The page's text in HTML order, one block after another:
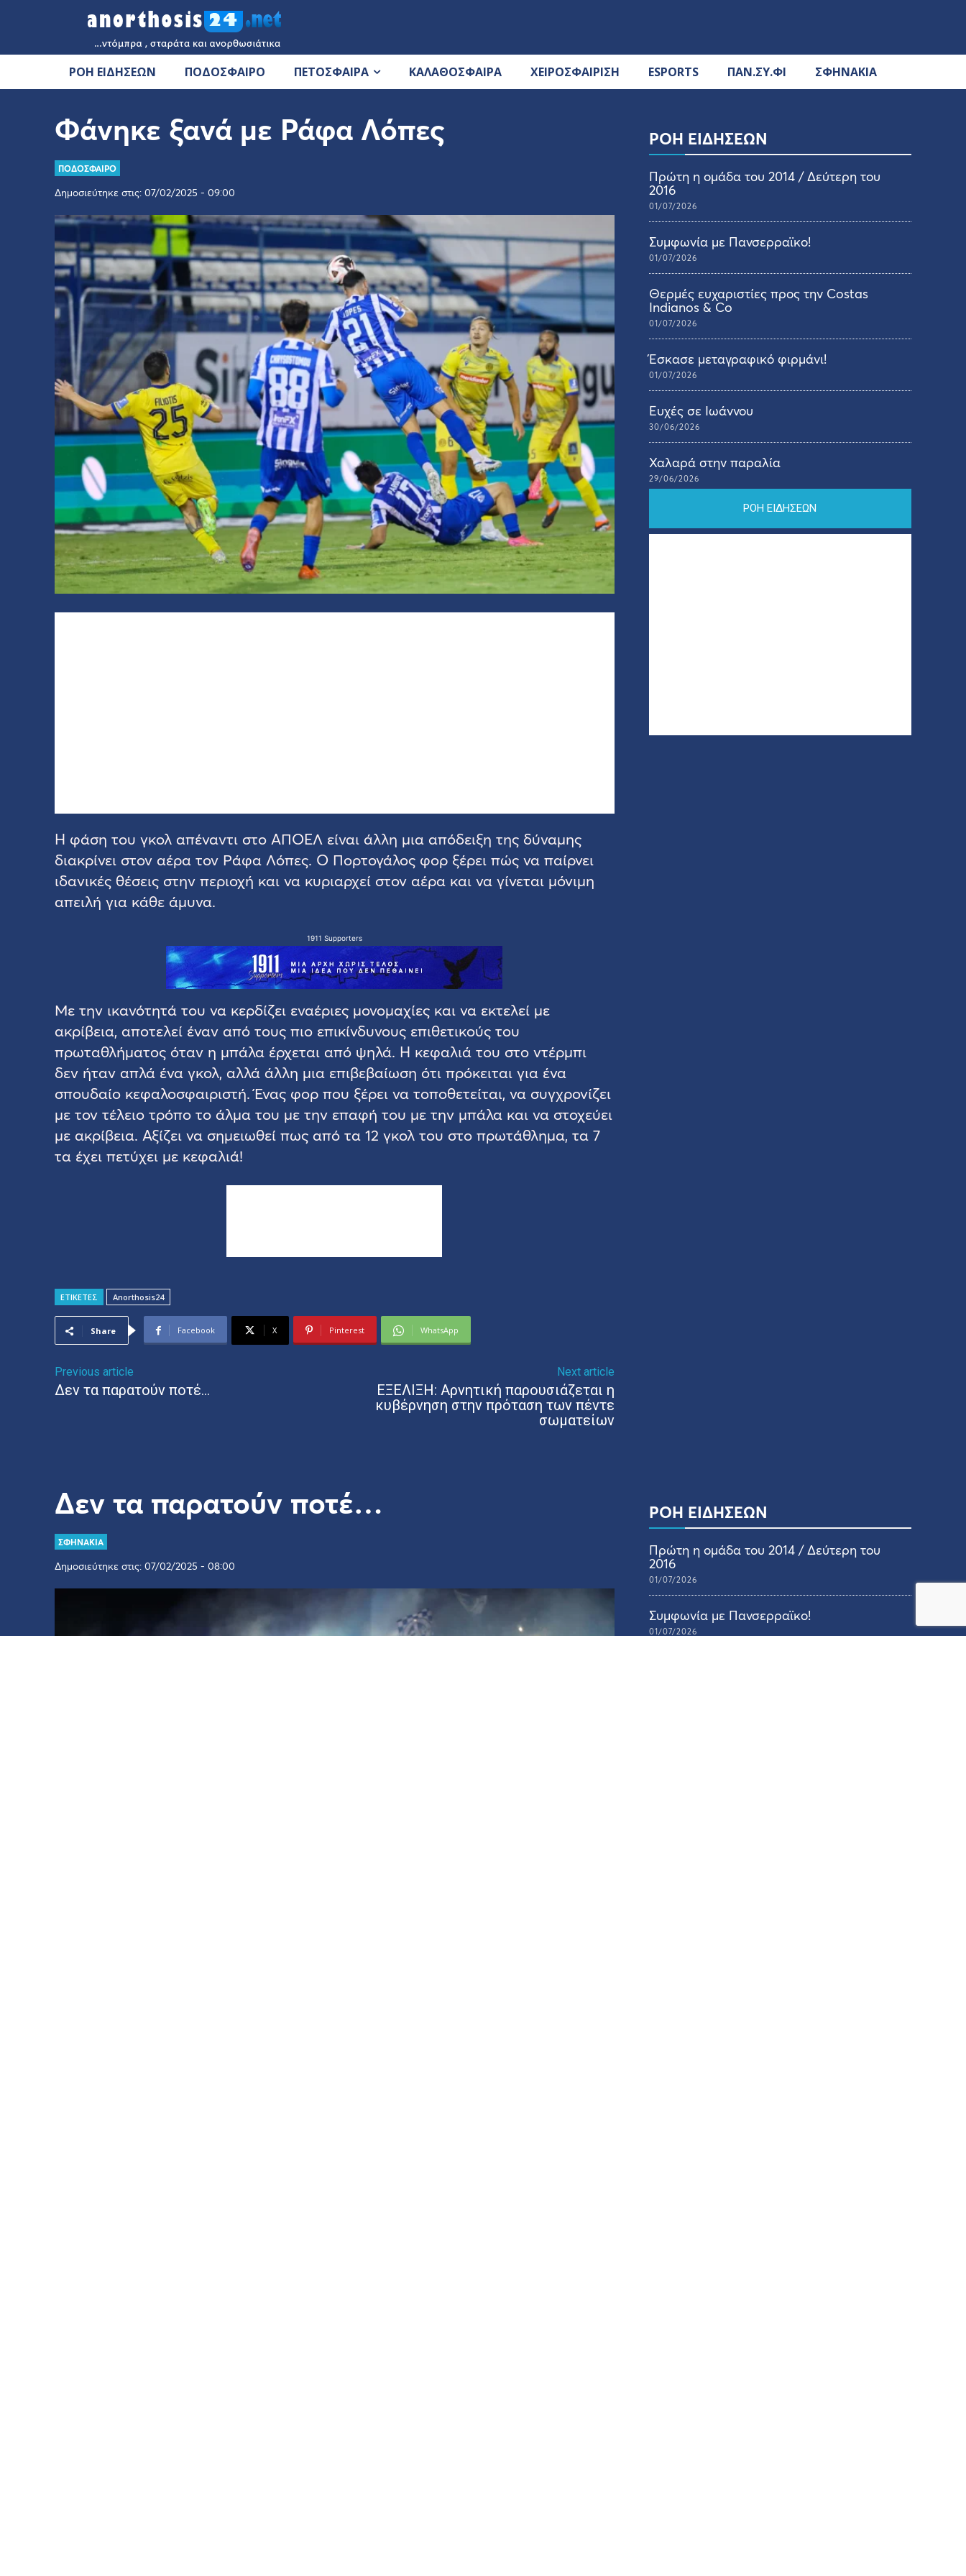
ΡΟΗ ΕΙΔΗΣΕΩΝ ΠΟΔΟΣΦΑΙΡΟ ΠΕΤΟΣΦΑΙΡΑ ΚΑΛΑΘΟΣΦΑΙΡΑ ΧΕΙΡΟΣΦΑΙΡΙΣΗ ESPORTS ΠΑΝ.ΣΥ.ΦΙ ΣΦΗΝΑΚΙΑ
Φάνηκε ξανά με Ράφα Λόπες
ΠΟΔΟΣΦΑΙΡΟ
Δημοσιεύτηκε στις: 07/02/2025 - 09:00
Η φάση του γκολ απέναντι στο ΑΠΟΕΛ είναι άλλη μια απόδειξη της δύναμης
διακρίνει στον αέρα τον Ράφα Λόπες. Ο Πορτογάλος φορ ξέρει πώς να παίρνει
ιδανικές θέσεις στην περιοχή και να κυριαρχεί στον αέρα και να γίνεται μόνιμη
απειλή για κάθε άμυνα.
1911 Supporters
Με την ικανότητά του να κερδίζει εναέριες μονομαχίες και να εκτελεί με
ακρίβεια, αποτελεί έναν από τους πιο επικίνδυνους επιθετικούς του
πρωταθλήματος όταν η μπάλα έρχεται από ψηλά. Η κεφαλιά του στο ντέρμπι
δεν ήταν απλά ένα γκολ, αλλά άλλη μια επιβεβαίωση ότι πρόκειται για ένα
σπουδαίο κεφαλοσφαιριστή. Ένας φορ που ξέρει να τοποθετείται, να συγχρονίζει
με τον τέλειο τρόπο το άλμα του με την επαφή του με την μπάλα και να στοχεύει
με ακρίβεια. Αξίζει να σημειωθεί πως από τα 12 γκολ του στο πρωτάθλημα, τα 7
τα έχει πετύχει με κεφαλιά!
ΕΤΙΚΕΤΕΣ Anorthosis24
Share Facebook X Pinterest WhatsApp
Previous article
Δεν τα παρατούν ποτέ…
Next article
ΕΞΕΛΙΞΗ: Αρνητική παρουσιάζεται η
κυβέρνηση στην πρόταση των πέντε
σωματείων
ΡΟΗ ΕΙΔΗΣΕΩΝ
Πρώτη η ομάδα του 2014 / Δεύτερη του
2016
01/07/2026
Συμφωνία με Πανσερραϊκο!
01/07/2026
Θερμές ευχαριστίες προς την Costas
Indianos & Co
01/07/2026
Έσκασε μεταγραφικό φιρμάνι!
01/07/2026
Ευχές σε Ιωάννου
30/06/2026
Χαλαρά στην παραλία
29/06/2026
ΡΟΗ ΕΙΔΗΣΕΩΝ